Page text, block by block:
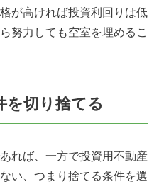
が高ければ投資利回りは低
努力しても空室を埋めるこ
切り捨てる
れば、一方で投資用不動産
い、つまり捨てる条件を選